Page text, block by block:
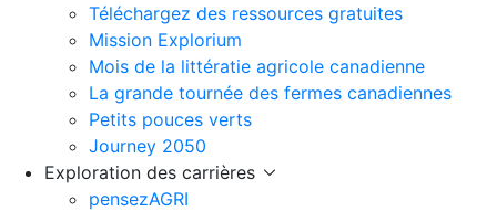
Téléchargez des ressources gratuites
Mission Explorium
Mois de la littératie agricole canadienne
La grande tournée des fermes canadiennes
Petits pouces verts
Journey 2050
Exploration des carrières
pensezAGRI